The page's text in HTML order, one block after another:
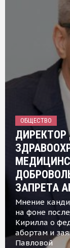
ОБЩЕСТВО
ЗАПРЕТА
Мнение
на фоне
Кирилла о
абортам и
Павловой